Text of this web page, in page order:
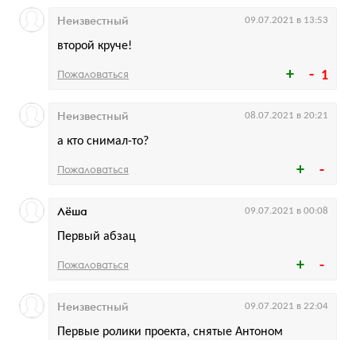
1
второй круче!
Неизвестный 09.07.2021 в 13:53
Пожаловаться
а кто снимал-то?
Неизвестный 08.07.2021 в 20:21
Пожаловаться
Первый абзац
Лёша 09.07.2021 в 00:08
Пожаловаться
Первые ролики проекта, снятые Антоном
Неизвестный 09.07.2021 в 22:04